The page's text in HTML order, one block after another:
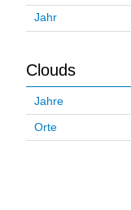
Jahr
Clouds
Jahre
Orte